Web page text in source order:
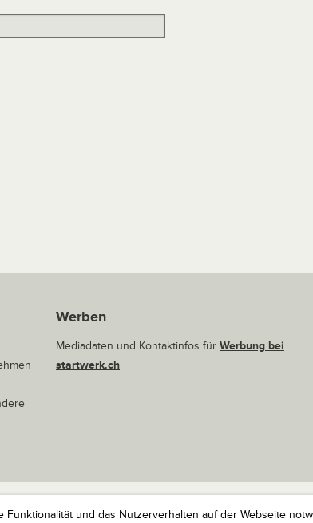
und das Nutzerverhalten auf der Webseite
Werben
Mediadaten und Kontaktinfos für Werbung bei
startwerk.ch